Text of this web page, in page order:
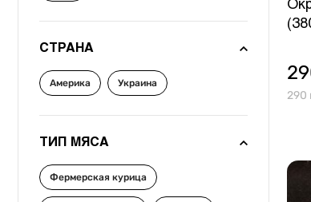
СТРАНА
Америка Украина
ТИП МЯСА
Фермерская курица
290